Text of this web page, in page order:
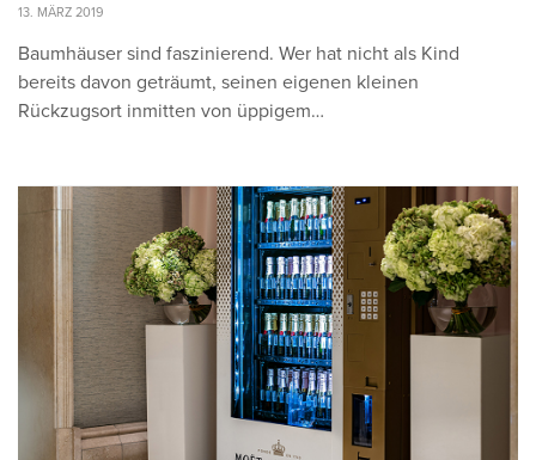
13. MÄRZ 2019
Baumhäuser sind faszinierend. Wer hat nicht als Kind
bereits davon geträumt, seinen eigenen kleinen
Rückzugsort inmitten von üppigem…